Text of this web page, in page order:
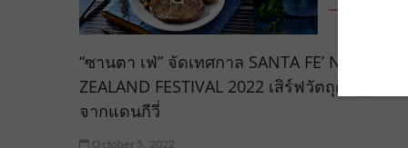
“ซานตา เฟ่” จัดเทศกาล SANTA FE’ NEW
ZEALAND FESTIVAL 2022 เสิร์ฟวัตถุดิบสุดพรี
จากแดนกีวี่
October 5, 2022